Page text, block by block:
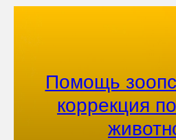
Помощь
коррекция